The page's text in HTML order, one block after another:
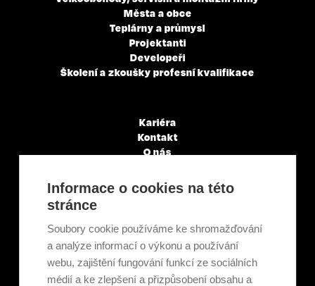
Města a obce
Teplárny a průmysl
Projektanti
Developeři
Školení a zkoušky profesní kvalifikace
Kariéra
Kontakt
O nás
Články a novinky
GDPR & Cookies
Ekologická recyklace
Projekty EU
Intranet - Přihlášení
Přihlášení
Informace o cookies na této
stránce
Soubory cookie používáme ke shromažďování
a analýze informací o výkonu a používání
webu, zajištění fungování funkcí ze sociálních
médií a ke zlepšení a přizpůsobení obsahu a